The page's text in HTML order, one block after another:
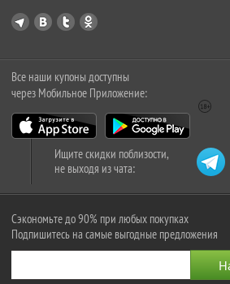
Все наши купоны доступны
через Мобильное Приложение:
Ищите скидки поблизости,
не выходя из чата:
Сэкономьте до 90% при любых покупках
Подпишитесь на самые выгодные предложения